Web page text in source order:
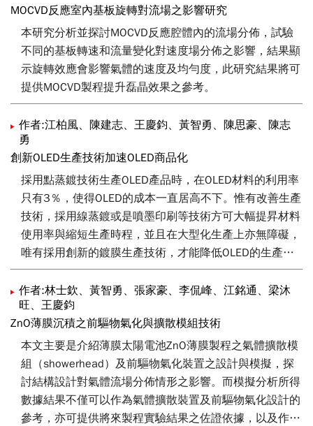
MOCVD反應室內基板旋轉對流場之影響研究
本研究分析並探討MOCVD反應腔體內的流場分佈，試驗
不同的基板轉速和流量變化對速度場分佈之影響，結果顯
示旋轉效應會影響氣體的速度及均勻度，此研究結果將可
提供MOCVD製程提升磊晶效果之參考。
作者:江柏風、陳建志、王慶鈞、黃智勇、陳思豪、陳志
勇
創新OLED生產技術加速OLED商品化
採用點蒸鍍技術生產OLED產品時，在OLED材料的利用率
只有3％，使得OLED的成本一直居高不下。惟有改善生產
技術，採用線蒸鍍或是噴墨印刷等技術方可大幅提昇材料
使用率與縮短生產時程，並且在大型化生產上亦無障礙，
唯有採用創新的鍍膜生產技術，才能降低OLED的生產成
本，使得OLED無論是應用在Display或Lighting上，可以與
現有之產品相互競爭，以儘早將OLED相關產品推進到商
品化的階段。
作者:林士欽、黃智勇、張家豪、李侃峰、江銘通、梁沐
旺、王慶鈞
ZnO薄膜沉積之前驅物氣化與擴散模組技術
本文主要是介紹薄膜太陽電池ZnO薄膜製程之氣體擴散模
組（showerhead）及前驅物氣化裝置之設計與模擬，探
討結構設計對氣體流場分佈情形之影響。而模擬分析所得
數據結果不僅可以作為氣體擴散裝置及前驅物氣化設計的
參考，亦可提供將來製程實驗結果之佐證依據，以及作為